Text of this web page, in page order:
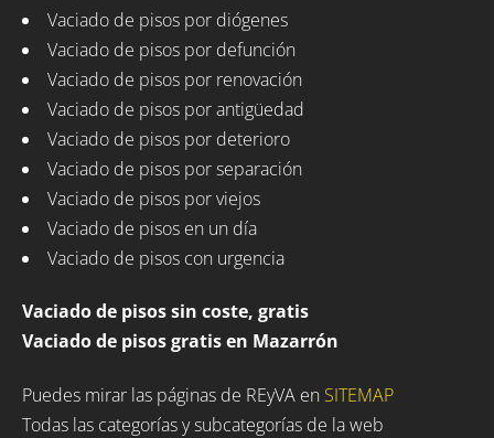
Vaciado de pisos por diógenes
Vaciado de pisos por defunción
Vaciado de pisos por renovación
Vaciado de pisos por antigüedad
Vaciado de pisos por deterioro
Vaciado de pisos por separación
Vaciado de pisos por viejos
Vaciado de pisos en un día
Vaciado de pisos con urgencia
Vaciado de pisos sin coste, gratis
Vaciado de pisos gratis en Mazarrón
Puedes mirar las páginas de REyVA en SITEMAP
Todas las categorías y subcategorías de la web